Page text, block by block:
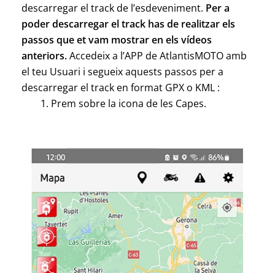
descarregar el track de l’esdeveniment. Per a
poder descarregar el track has de realitzar els
passos que et vam mostrar en els vídeos
anteriors.Accedeix a l’APP de AtlantisMOTO amb
el teu Usuari i segueix aquests passos per a
descarregar el track en format GPX o KML :
Prem sobre la icona de les Capes.